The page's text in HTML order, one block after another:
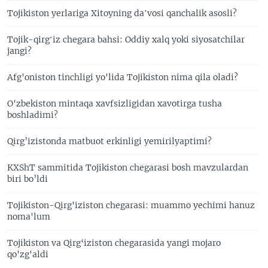
Tojikiston yerlariga Xitoyning daʼvosi qanchalik asosli?
Tojik-qirgʻiz chegara bahsi: Oddiy xalq yoki siyosatchilar
jangi?
Afg'oniston tinchligi yo'lida Tojikiston nima qila oladi?
O'zbekiston mintaqa xavfsizligidan xavotirga tusha
boshladimi?
Qirg’izistonda matbuot erkinligi yemirilyaptimi?
KXShT sammitida Tojikiston chegarasi bosh mavzulardan
biri bo’ldi
Tojikiston-Qirg'iziston chegarasi: muammo yechimi hanuz
noma'lum
Tojikiston va Qirg‘iziston chegarasida yangi mojaro
qo'zg'aldi